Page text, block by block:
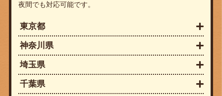
夜間でも対応可能です。
東京都
神奈川県
埼玉県
千葉県